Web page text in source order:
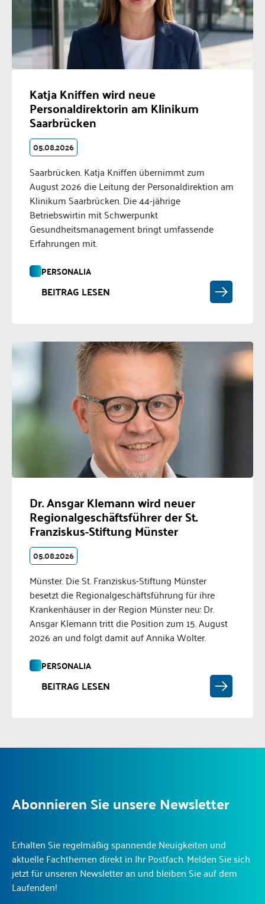
Katja Kniffen wird neue
Personaldirektorin am Klinikum
Saarbrücken
05.08.2026
Saarbrücken. Katja Kniffen übernimmt zum
August 2026 die Leitung der Personaldirektion am
Klinikum Saarbrücken. Die 44-jährige
Betriebswirtin mit Schwerpunkt
Gesundheitsmanagement bringt umfassende
Erfahrungen mit.
PERSONALIA
BEITRAG LESEN
Dr. Ansgar Klemann wird neuer
Regionalgeschäftsführer der St.
Franziskus-Stiftung Münster
05.08.2026
Münster. Die St. Franziskus-Stiftung Münster
besetzt die Regionalgeschäftsführung für ihre
Krankenhäuser in der Region Münster neu: Dr.
Ansgar Klemann tritt die Position zum 15. August
2026 an und folgt damit auf Annika Wolter.
PERSONALIA
BEITRAG LESEN
Abonnieren Sie unsere Newsletter
Erhalten Sie regelmäßig spannende Neuigkeiten und
aktuelle Fachthemen direkt in Ihr Postfach. Melden Sie sich
jetzt für unseren Newsletter an und bleiben Sie auf dem
Laufenden!